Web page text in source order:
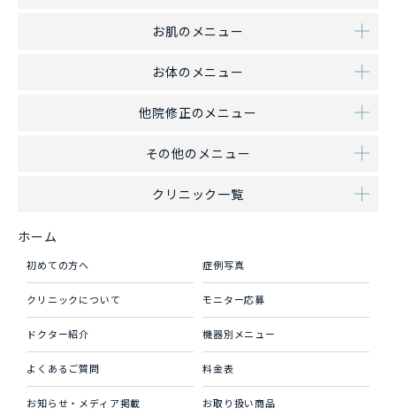
お肌のメニュー
お体のメニュー
他院修正のメニュー
その他のメニュー
クリニック一覧
ホーム
初めての方へ 症例写真
クリニックについて モニター応募
ドクター紹介 機器別メニュー
よくあるご質問 料金表
お知らせ・メディア掲載 お取り扱い商品